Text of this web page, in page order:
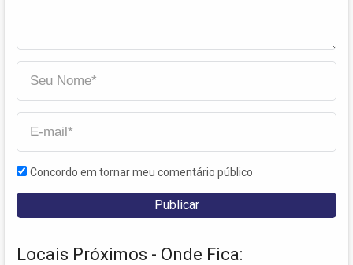
Concordo em tornar meu comentário público
Locais Próximos - Onde Fica: